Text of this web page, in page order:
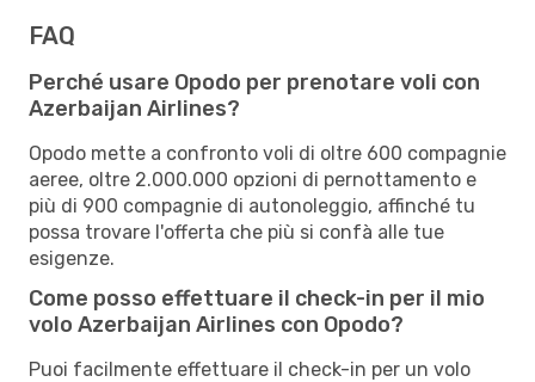
FAQ
Perché usare Opodo per prenotare voli con
Azerbaijan Airlines?
Opodo mette a confronto voli di oltre 600 compagnie
aeree, oltre 2.000.000 opzioni di pernottamento e
più di 900 compagnie di autonoleggio, affinché tu
possa trovare l'offerta che più si confà alle tue
esigenze.
Come posso effettuare il check-in per il mio
volo Azerbaijan Airlines con Opodo?
Puoi facilmente effettuare il check-in per un volo